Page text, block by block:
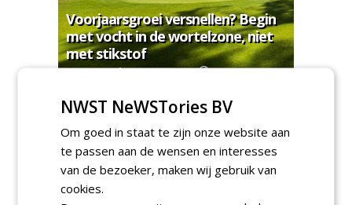
Voorjaarsgroei versnellen? Begin
met vocht in de wortelzone, niet
met stikstof
08-04-2026 | ADVERTORIAL 214 sec
MEER PRODUCTNIEUWS
Regelgeving & juridisch
NWST NeWSTories BV
Om goed in staat te zijn onze website aan
te passen aan de wensen en interesses
van de bezoeker, maken wij gebruik van
cookies.